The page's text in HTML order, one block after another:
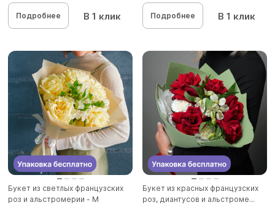
Подробнее В 1 клик Подробнее В 1 клик
Букет из светлых французских
роз и альстромерии - М
Букет из красных французских
роз, диантусов и альстроме...